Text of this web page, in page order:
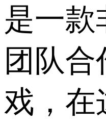
是一款
团队
戏，在